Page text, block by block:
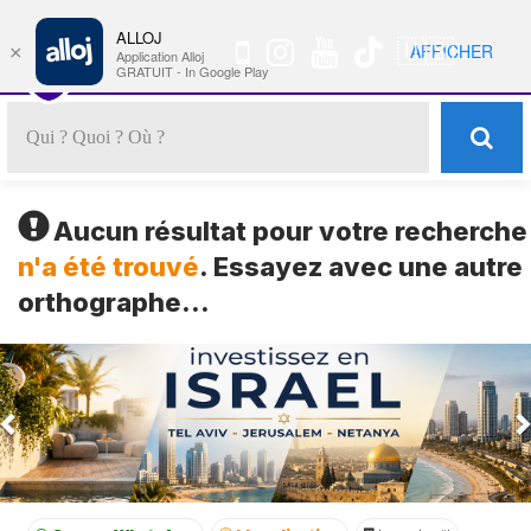
🇺🇸 Nav
Aucun résultat pour votre recherche
n'a été trouvé. Essayez avec une autre
orthographe...
Previous
×
ALLOJ
Application Alloj
GRATUIT - In Google Play
AFFICHER